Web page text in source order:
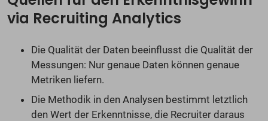
via Recruiting Analytics
Die Qualität der Daten beeinflusst die Qualität der
Messungen: Nur genaue Daten können genaue
Metriken liefern.
Die Methodik in den Analysen bestimmt letztlich
den Wert der Erkenntnisse, die Recruiter daraus